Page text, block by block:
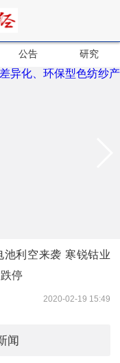
公告 研究
池利空来袭 寒锐钴业
停
2020-02-19 15:49
闻